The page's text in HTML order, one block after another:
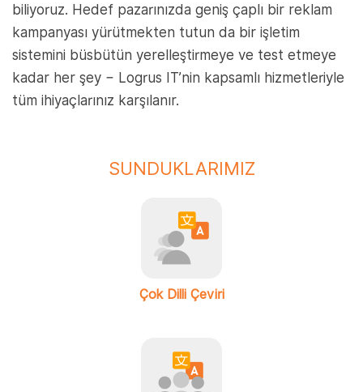
biliyoruz. Hedef pazarınızda geniş çaplı bir reklam
kampanyası yürütmekten tutun da bir işletim
sistemini büsbütün yerelleştirmeye ve test etmeye
kadar her şey − Logrus IT’nin kapsamlı hizmetleriyle
tüm ihiyaçlarınız karşılanır.
SUNDUKLARIMIZ
Çok Dilli Çeviri